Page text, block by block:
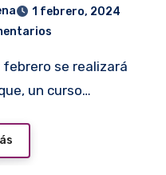
1 febrero, 2024
un curso…